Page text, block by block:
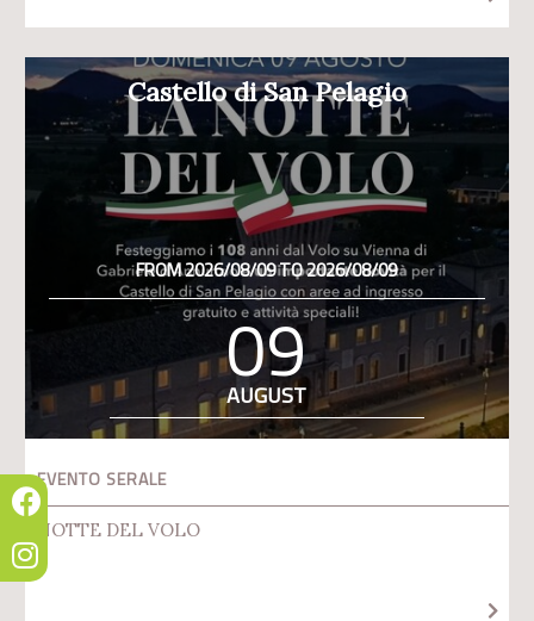
Castello di San Pelagio
FROM 2026/08/09 TO 2026/08/09
09
AUGUST
EVENTO SERALE
NOTTE DEL VOLO